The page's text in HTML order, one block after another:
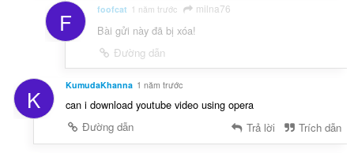
F foofcat 1 năm trước milna76
Bài gửi này đã bị xóa!
Đường dẫn
K KumudaKhanna 1 năm trước
can i download youtube video using opera
Đường dẫn
Trả lời Trích dẫn